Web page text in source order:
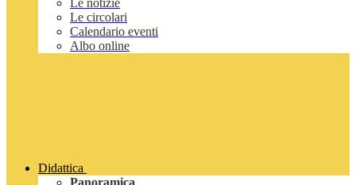
Le notizie
Le circolari
Calendario eventi
Albo online
Didattica